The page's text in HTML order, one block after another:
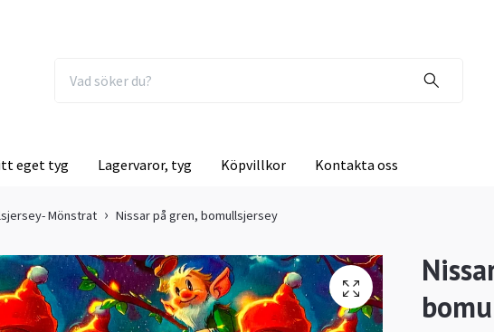
eget tyg Lagervaror, tyg Köpvillkor Kontakta oss
Mönstrat Nissar på gren, bomullsjersey